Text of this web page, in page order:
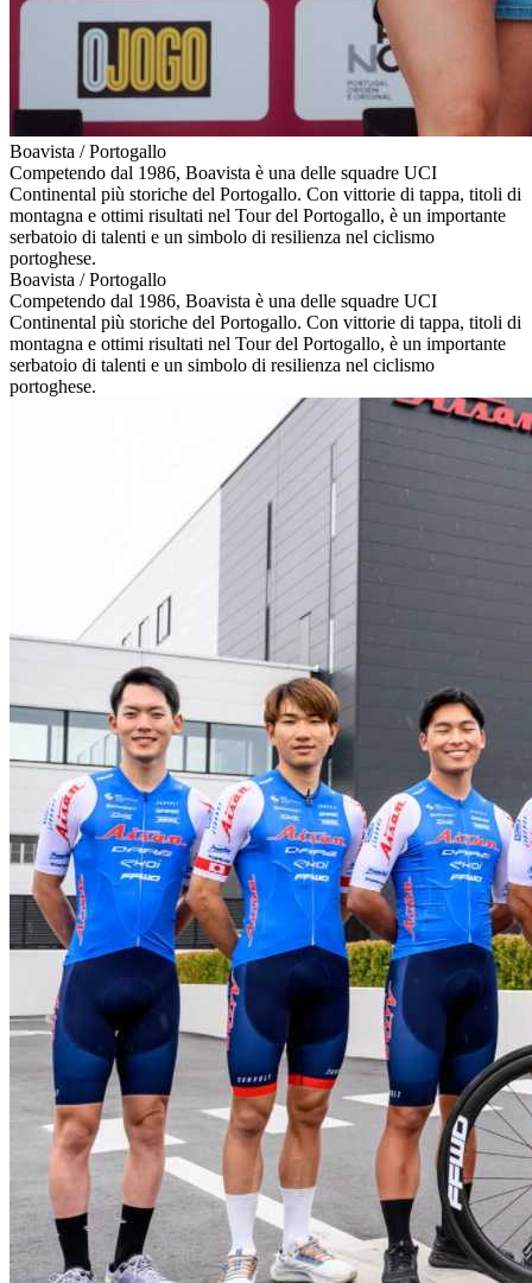
Boavista / Portogallo
Competendo dal 1986, Boavista è una delle squadre UCI
Continental più storiche del Portogallo. Con vittorie di tappa, titoli di
montagna e ottimi risultati nel Tour del Portogallo, è un importante
serbatoio di talenti e un simbolo di resilienza nel ciclismo
portoghese.
Boavista / Portogallo
Competendo dal 1986, Boavista è una delle squadre UCI
Continental più storiche del Portogallo. Con vittorie di tappa, titoli di
montagna e ottimi risultati nel Tour del Portogallo, è un importante
serbatoio di talenti e un simbolo di resilienza nel ciclismo
portoghese.